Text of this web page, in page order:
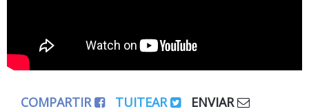
COMPARTIR TUITEAR
ENVIAR